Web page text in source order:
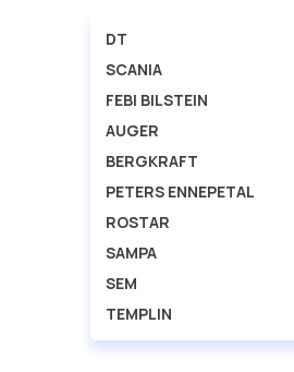
DT
SCANIA
FEBI BILSTEIN
AUGER
BERGKRAFT
PETERS ENNEPETAL
ROSTAR
SAMPA
SEM
TEMPLIN